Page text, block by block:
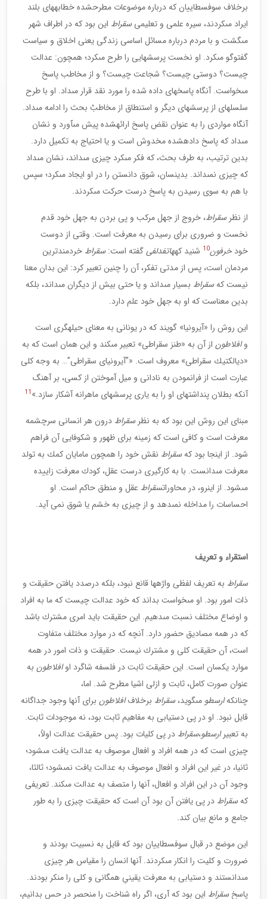
برخلاف سوفسطاييان كه درباره موضوعات مطرح‏شده خطابه‏هاى بلند
ايراد مى‏كردند، سيره علمى و تعليمىسقراط اين بود كه در اطراف شهر
مى‏گشت و با مردم درباره مسائل اساسى زندگى يعنى اخلاق و سياست
گفت‏وگو مى‏كرد. او نخست پرسش‏هايى را طرح مى‏كرد؛ همچون: عدالت
چيست؟ دوستى چيست؟ شجاعت چيست؟ و از مخاطب پاسخ
مى‏خواست. آن‏گاه پاسخ‏هاى داده شده را مورد نقد قرار مى‏داد. او با طرح
سلسله‏اى از پرسش‏هاى ديگر و استنطاق از مخاطبْ بحث را ادامه مى‏داد.
آن‏گاه مواردى را به عنوان نقض پاسخ ارائه‏شده پيش مى‏آورد و نشان
مى‏داد كه پاسخ داده‏شده مخدوش است و يا احتياج به تكميل دارد.
بدين ترتيب، به طرف بحث، كه فكر مى‏كرد چيزى مى‏داند، نشان مى‏داد
كه چيزى نمى‏داند. بدين‏سان، شوق دانستن را در او ايجاد مى‏كرد؛ سپس
با هم به سوى رسيدن به پاسخ درست حركت مى‏كردند.
از نظر سقراط، خروج از جهل مركب و پى بردن به جهل خود قدم
نخست و ضرورى براى رسيدن به معرفت است. وقتى از دوست
خودخرفون10 شنيد كههاتفدلفىگفته است: سقراط خردمندترين
مردمان است، پس از مدتى تفكر، آن را چنين تعبير كرد: اين بدان معنا
نيست كهسقراط بسيار مى‏داند و يا حتى بيش از ديگران مى‏داند، بلكه
بدين معناست كه او به جهل خود علم دارد.
اين روش را «آيرونيا» گويند كه در يونانى به معناى حيله‏گرى است
وافلاطون از آن به «طنز سقراطى» تعبير مى‏كند و اين همان است كه به
«ديالكتيك سقراطى» معروف است. «”آيرونياى سقراطى”… به وجه كلى
عبارت است از فرانمودن به نادانى و ميل آموختن از كسى، بر آهنگ
آنكه بطلان پنداشت‏هاى او را به يارى پرسش‏هاى ماهرانه آشكار سازد.»11
مبناى اين روش اين بود كه به نظر سقراط درون هر انسانى سرچشمه
معرفت است و كافى است كه زمينه براى ظهور و شكوفايى آن فراهم
شود. از اينجا بود كهسقراط نقش خود را همچون مامايان كمك به تولد
معرفت مى‏دانست. با به كارگيرى درست عقل، كودك معرفت زاييده
مى‏شود. از اين‏رو، در محاوراتسقراط عقل و منطق حاكم است. او
احساسات را مداخله نمى‏دهد و از چيزى به خشم يا شوق نمى‏ آيد.
استقراء و تعريف
سقراط به تعريف لفظى واژه‏ها قانع نبود، بلكه درصدد يافتن حقيقت و
ذات امور بود. او مى‏خواست بداند كه خود عدالت چيست كه ما به افراد
و اوضاع مختلف نسبت مى‏دهيم. اين حقيقت بايد امرى مشترك باشد
كه در همه مصاديق حضور دارد. آنچه كه در موارد مختلف متفاوت
است، آن حقيقت كلى و مشترك نيست. حقيقت و ذات امور در همه
موارد يكسان است. اين حقيقت ثابت در فلسفه شاگرد اوافلاطون به
عنوان صورت كامل، ثابت و ازلى اشيا مطرح شد. اما،
چنان‏كهارسطو مى‏گويد، سقراط برخلافافلاطون براى آنها وجود جداگانه
قايل نبود. او در پى دست‏يابى به مفاهيم ثابت بود، نه موجودات ثابت.
به تعبيرارسطو،سقراط در پى كليات بود. پس حقيقت عدالت اولاً،
چيزى است كه در همه افراد و افعال موصوف به عدالت يافت مى‏شود؛
ثانيا، در غير اين افراد و افعال موصوف به عدالت يافت نمى‏شود؛ ثالثا،
وجود آن در اين افراد و افعال، آنها را متصف به عدالت مى‏كند. تعريفى
كهسقراط در پى يافتن آن بود آن است كه حقيقت چيزى را به طور
جامع و مانع بيان كند.
اين موضع در قبال سوفسطاييان بود كه قايل به نسبيت بودند و
ضرورت و كليت را انكار مى‏كردند. آنها انسان را مقياس هر چيزى
مى‏دانستند و دست‏يابى به معرفت يقينىِ همگانى و كلى را منكر بودند.
پاسخ سقراط اين بود كه آرى، اگر راه شناخت را منحصر در حس بدانيم،